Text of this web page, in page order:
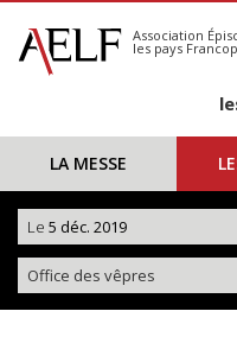
S'abonner
Calendrier
Association
les pays
LA MESSE
Le 5 déc. 2019
Office des vêpres